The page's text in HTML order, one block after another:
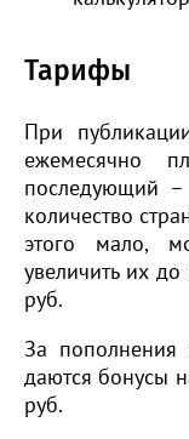
Тарифы
При
ежемесячно
последующий
количество
этого мало,
увеличить их
руб.
За
даются бонусы
руб.